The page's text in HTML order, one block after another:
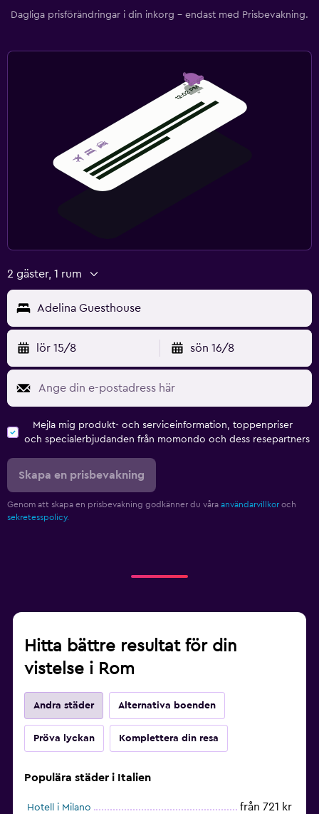
Dagliga prisförändringar i din inkorg – endast med Prisbevakning.
2 gäster, 1 rum
Adelina Guesthouse
lör 15/8 sön 16/8
Mejla mig produkt- och serviceinformation, toppenpriser
och specialerbjudanden från momondo och dess resepartners
Skapa en prisbevakning
Genom att skapa en prisbevakning godkänner du våra användarvillkor och
sekretesspolicy.
Hitta bättre resultat för din
vistelse i Rom
Andra städer Alternativa boenden
Pröva lyckan Komplettera din resa
Populära städer i Italien
Hotell i Milano från 721 kr